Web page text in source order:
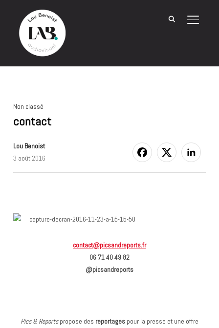
Non classé
contact
Lou Benoist
3 août 2016
contact@picsandreports.fr
06 71 40 49 82
@picsandreports
Pics & Reportspropose des reportages pour la presse et une offre